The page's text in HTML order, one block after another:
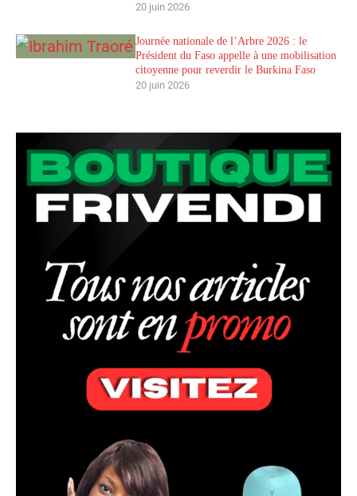
20 juin 2026
Journée nationale de l’Arbre 2026 : le
Président du Faso appelle à une mobilisation
citoyenne pour reverdir le Burkina Faso
20 juin 2026